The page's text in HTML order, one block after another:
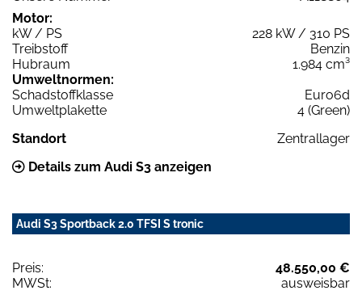
Motor:
kW / PS
228 kW / 310 PS
Treibstoff
Benzin
Hubraum
1.984 cm³
Umweltnormen:
Schadstoffklasse
Euro6d
Umweltplakette
4 (Green)
Standort
Zentrallager
Details zum Audi S3 anzeigen
Audi S3 Sportback 2.0 TFSI S tronic
Preis:
48.550,00 €
MWSt:
ausweisbar